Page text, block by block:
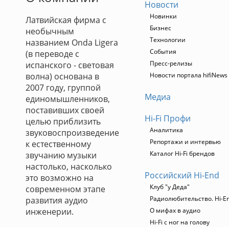
Латвийская фирма с
необычным
названием Onda Ligera
(в переводе с
испанского - световая
волна) основана в
2007 году, группой
единомышленников,
поставивших своей
целью приблизить
звуковоспроизведение
к естественному
звучанию музыки
настолько, насколько
это возможно на
современном этапе
развития аудио
инженерии.
Новости
Новинки
Бизнес
Технологии
События
Пресс-релизы
Новости портала hifiNews
Медиа
Hi-Fi Профи
Аналитика
Репортажи и интервью
Каталог Hi-Fi брендов
Российский Hi-End
Клуб "у Деда"
Радиолюбительство. Hi-
О мифах в аудио
Hi-Fi с ног на голову